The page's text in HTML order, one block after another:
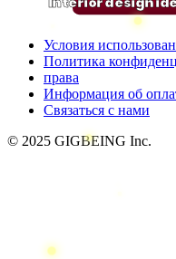
Условия
Политика
права
Информация об
Связаться с нами
© 2025 GIGBEING Inc.